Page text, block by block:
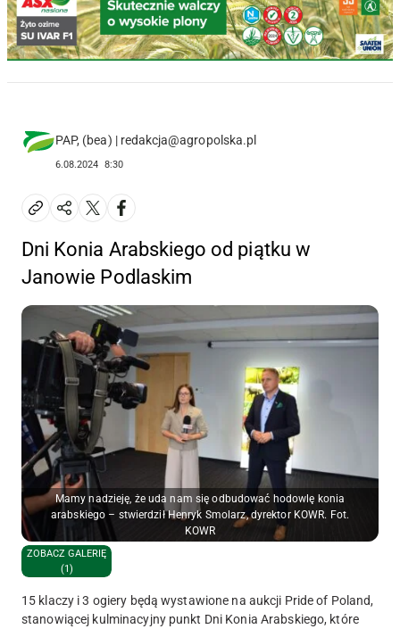
PAP, (bea) | redakcja@agropolska.pl
6.08.2024 8:30
Dni Konia Arabskiego od piątku w
Janowie Podlaskim
Mamy nadzieję, że uda nam się odbudować hodowlę konia
arabskiego – stwierdził Henryk Smolarz, dyrektor KOWR. Fot.
KOWR
ZOBACZ GALERIĘ
(1)
15 klaczy i 3 ogiery będą wystawione na aukcji Pride of Poland,
stanowiącej kulminacyjny punkt Dni Konia Arabskiego, które